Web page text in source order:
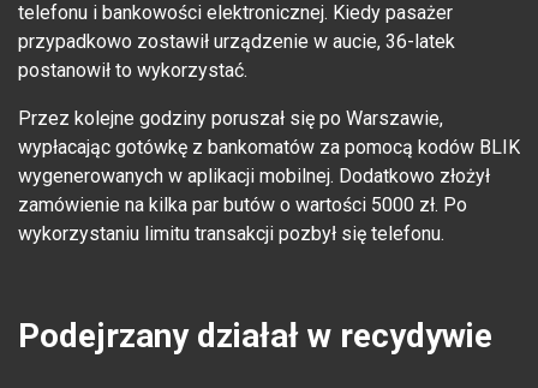
telefonu i bankowości elektronicznej. Kiedy pasażer
przypadkowo zostawił urządzenie w aucie, 36-latek
postanowił to wykorzystać.
Przez kolejne godziny poruszał się po Warszawie,
wypłacając gotówkę z bankomatów za pomocą kodów BLIK
wygenerowanych w aplikacji mobilnej. Dodatkowo złożył
zamówienie na kilka par butów o wartości 5000 zł. Po
wykorzystaniu limitu transakcji pozbył się telefonu.
Podejrzany działał w recydywie